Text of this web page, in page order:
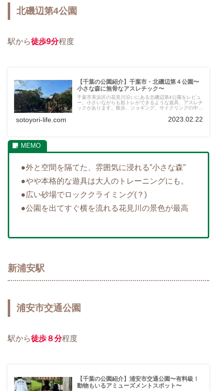
北磯辺第4公園
駅から徒歩9分程度
【千葉の公園紹介】千葉市・北磯辺第４公園〜
小さな森に無骨なアスレチック〜
千葉市美浜区の花見川沿いにある北磯辺第4公園をレビュ
ー。小さいながらも筋トレができるような遊具、アスレチ
ックがあります。散歩、ジョギング、サイクリングの中継
sotoyori-life.com 2023.02.22
●外と空間を隔てた、雰囲気に浸れる”小さな森”
●やや本格的な遊具は大人のトレーニングにも。
●広い砂場でロッククライミング(？)
●公園を出てすぐ横を流れる花見川の景色が最高
新浦安駅
浦安市交通公園
駅から徒歩８分程度
【千葉の公園紹介】浦安市交通公園〜有料級！
動物もいるアミューズメントスポット〜